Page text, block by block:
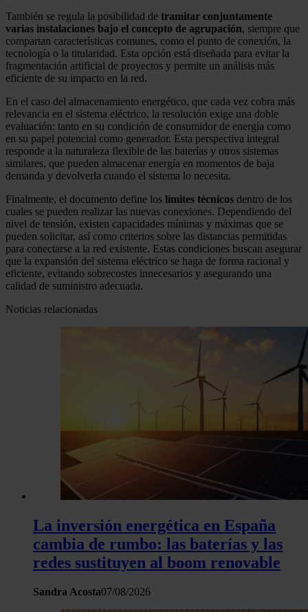
También se regula la posibilidad de tramitar conjuntamente
varias instalaciones bajo el concepto de agrupación, siempre que
compartan características comunes, como el punto de conexión, la
tecnología o la titularidad. Esta opción está diseñada para evitar la
fragmentación artificial de proyectos y permite un análisis más
eficiente de su impacto en la red.
En el caso del almacenamiento energético, que cada vez cobra más
relevancia en el sistema eléctrico, la resolución exige una doble
evaluación: tanto en su condición de consumidor de energía como
en su papel potencial como generador. Esta perspectiva integral
responde a la naturaleza flexible de las baterías y otros sistemas
similares, que pueden almacenar energía en momentos de baja
demanda y devolverla cuando el sistema lo necesita.
Finalmente, el documento define los límites técnicos dentro de los
cuales se pueden realizar las nuevas conexiones. Dependiendo del
nivel de tensión, existen capacidades mínimas y máximas que se
pueden solicitar, así como criterios sobre las distancias permitidas
para conectarse a la red existente. Estas condiciones buscan asegurar
que la expansión del sistema eléctrico se haga de forma racional y
eficiente, evitando sobrecostes innecesarios y asegurando una
calidad de suministro adecuada.
Noticias relacionadas
La inversión energética en España
cambia de rumbo: las baterías y las
redes sustituyen al boom renovable
Sandra Acosta07/08/2026